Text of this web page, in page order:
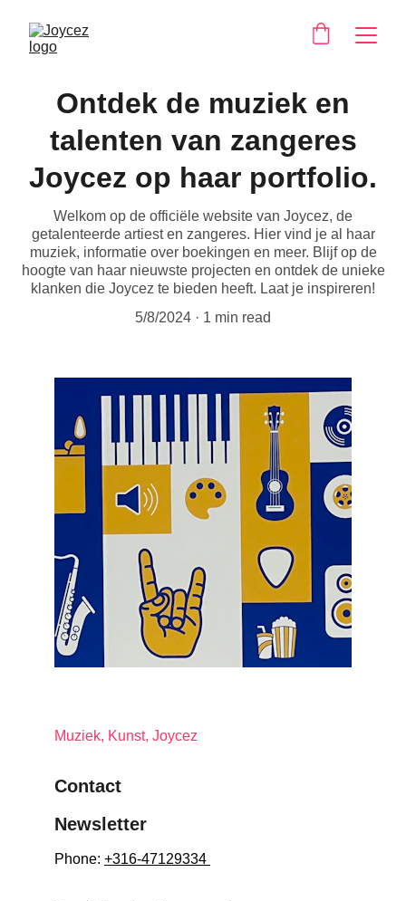
Ontdek de muziek en
talenten van zangeres
Joycez op haar portfolio.
Welkom op de officiële website van Joycez, de
getalenteerde artiest en zangeres. Hier vind je al haar
muziek, informatie over boekingen en meer. Blijf op de
hoogte van haar nieuwste projecten en ontdek de unieke
klanken die Joycez te bieden heeft. Laat je inspireren!
5/8/2024
1 min read
Muziek, Kunst, Joycez
Contact
Phone: +316-47129334
Newsletter